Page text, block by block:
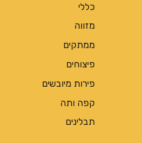
כללי
מזווה
ממתקים
פיצוחים
פירות מיובשים
קפה ותה
תבלינים